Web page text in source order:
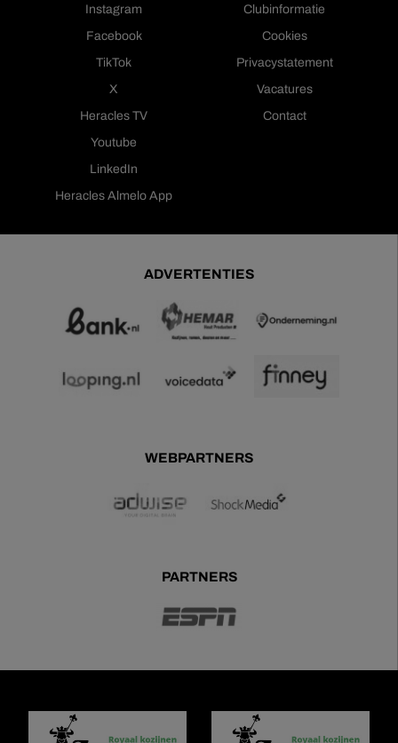
Instagram
Facebook
TikTok
X
Heracles TV
Youtube
LinkedIn
Heracles Almelo App
Clubinformatie
Cookies
Privacystatement
Vacatures
Contact
ADVERTENTIES
WEBPARTNERS
PARTNERS